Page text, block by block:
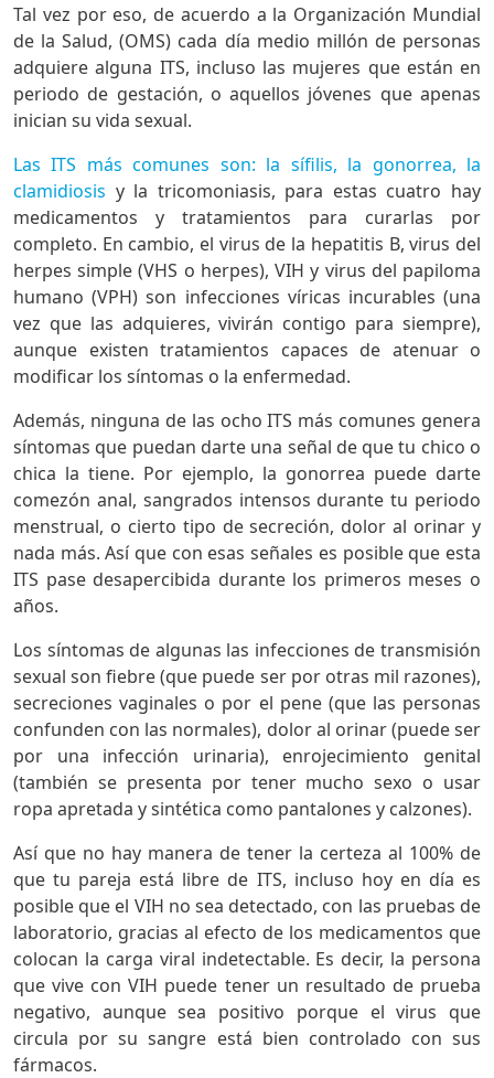
Tal vez por eso, de acuerdo a la Organización Mundial
de la Salud, (OMS) cada día medio millón de personas
adquiere alguna ITS, incluso las mujeres que están en
periodo de gestación, o aquellos jóvenes que apenas
inician su vida sexual.
Las ITS más comunes son: la sífilis, la gonorrea, la
clamidiosis y la tricomoniasis, para estas cuatro hay
medicamentos y tratamientos para curarlas por
completo. En cambio, el virus de la hepatitis B, virus del
herpes simple (VHS o herpes), VIH y virus del papiloma
humano (VPH) son infecciones víricas incurables (una
vez que las adquieres, vivirán contigo para siempre),
aunque existen tratamientos capaces de atenuar o
modificar los síntomas o la enfermedad.
Además, ninguna de las ocho ITS más comunes genera
síntomas que puedan darte una señal de que tu chico o
chica la tiene. Por ejemplo, la gonorrea puede darte
comezón anal, sangrados intensos durante tu periodo
menstrual, o cierto tipo de secreción, dolor al orinar y
nada más. Así que con esas señales es posible que esta
ITS pase desapercibida durante los primeros meses o
años.
Los síntomas de algunas las infecciones de transmisión
sexual son fiebre (que puede ser por otras mil razones),
secreciones vaginales o por el pene (que las personas
confunden con las normales), dolor al orinar (puede ser
por una infección urinaria), enrojecimiento genital
(también se presenta por tener mucho sexo o usar
ropa apretada y sintética como pantalones y calzones).
Así que no hay manera de tener la certeza al 100% de
que tu pareja está libre de ITS, incluso hoy en día es
posible que el VIH no sea detectado, con las pruebas de
laboratorio, gracias al efecto de los medicamentos que
colocan la carga viral indetectable. Es decir, la persona
que vive con VIH puede tener un resultado de prueba
negativo, aunque sea positivo porque el virus que
circula por su sangre está bien controlado con sus
fármacos.